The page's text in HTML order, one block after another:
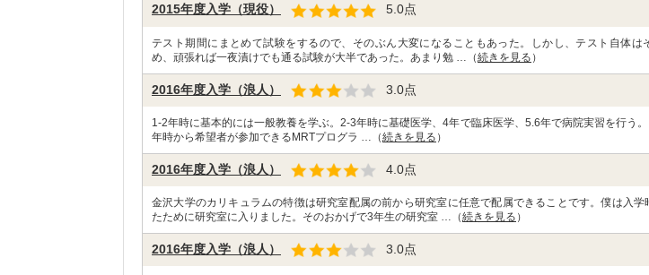
2015年度入学（現役） 5.0点
テスト期間にまとめて試験をするので、そのぶん大変になることもあった。しかし、テスト自体は
め、頑張れば一夜漬けでも通る試験が大半であった。あまり勉 …（続きを見る ）
2016年度入学（浪人） 3.0点
1-2年時に基本的には一般教養を学ぶ。2-3年時に基礎医学、4年で臨床医学、5.6年で病院実習を行う
年時から希望者が参加できるMRTプログラ …（続きを見る ）
2016年度入学（浪人） 4.0点
金沢大学のカリキュラムの特徴は研究室配属の前から研究室に任意で配属できることです。僕は入学
たために研究室に入りました。そのおかげで3年生の研究室 …（続きを見る ）
2016年度入学（浪人） 3.0点